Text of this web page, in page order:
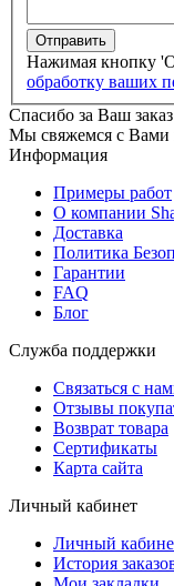
Отправить
Нажимая кнопку
обработку ваших
Спасибо за Ваш
Мы свяжемся с Вами
Информация
Примеры работ
О компании
Доставка
Политика
Гарантии
FAQ
Блог
Служба поддержки
Связаться с
Отзывы
Возврат товара
Сертификаты
Карта сайта
Личный кабинет
Личный
История